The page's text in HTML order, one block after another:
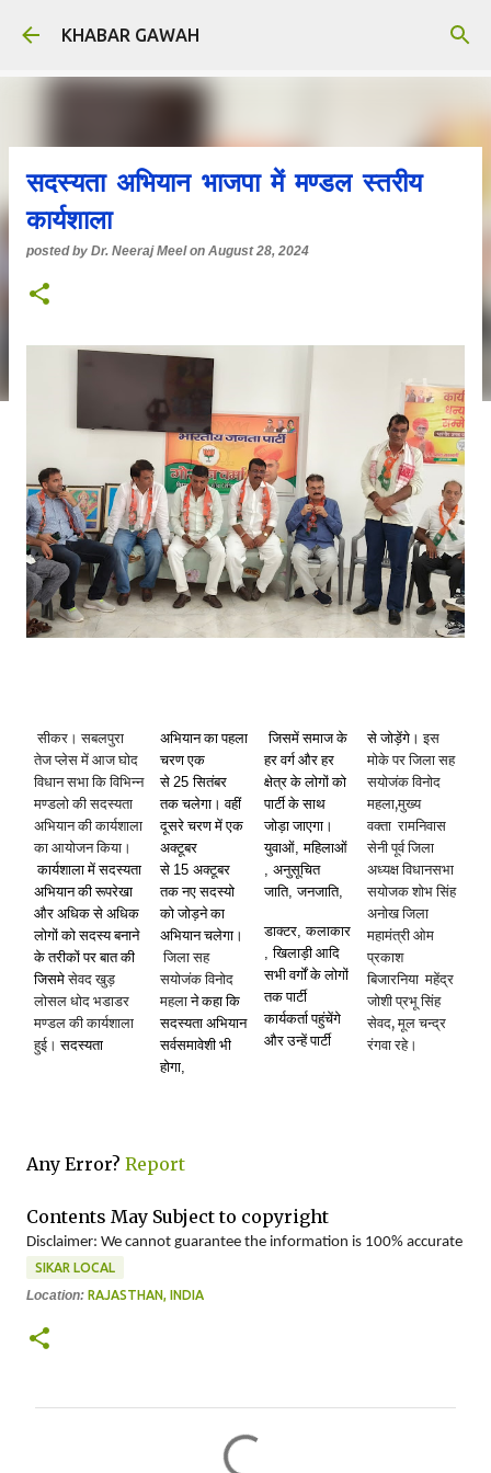
Skip to main content
KHABAR GAWAH
सदस्यता अभियान भाजपा में मण्डल स्तरीय
कार्यशाला
posted by Dr. Neeraj Meel on August 28, 2024
सीकर। सबलपुरा
तेज प्लेस में आज घोद
विधान सभा कि विभिन्न
मण्डलो की सदस्यता
अभियान की कार्यशाला
का आयोजन किया।
कार्यशाला में सदस्यता
अभियान की रूपरेखा
और अधिक से अधिक
लोगों को सदस्य बनाने
के तरीकों पर बात की
जिसमे सेवद खुड़
लोसल धोद भडाडर
मण्डल की कार्यशाला
हुई। सदस्यता
अभियान का पहला
चरण एक
से 25सितंबर
तक चलेगा। वहीं
दूसरे चरण में एक
अक्टूबर
से 15अक्टूबर
तक नए सदस्यो
को जोड़ने का
अभियान चलेगा।
जिला सह
सयोजंक विनोद
महला ने कहा कि
सदस्यता अभियान
सर्वसमावेशी भी
होगा
जिसमें समाज के
हर वर्ग और हर
क्षेत्र के लोगों को
पार्टी के साथ
जोड़ा जाएगा।
युवाओं ,महिलाओं
,अनुसूचित
जाति ,जनजाति
डाक्टर ,कलाकार
,खिलाड़ी आदि
सभी वर्गों के लोगों
तक पार्टी
कार्यकर्ता पहुंचेंगे
और उन्हें पार्टी
से जोड़ेंगे। इस
मोके पर जिला सह
सयोजंक विनोद
महला,मुख्य
वक्ता रामनिवास
सेनी पूर्व जिला
अध्यक्ष विधानसभा
सयोजक शोभ सिंह
अनोख जिला
महामंत्री ओम
प्रकाश
बिजारनिया महेंद्र
जोशी प्रभू सिंह
सेवद,मूल चन्द्र
रंगवा रहे।
Any Error? Report
Contents May Subject to copyright
Disclaimer: We cannot guarantee the information is 100% accurate
SIKAR LOCAL
Location: RAJASTHAN, INDIA